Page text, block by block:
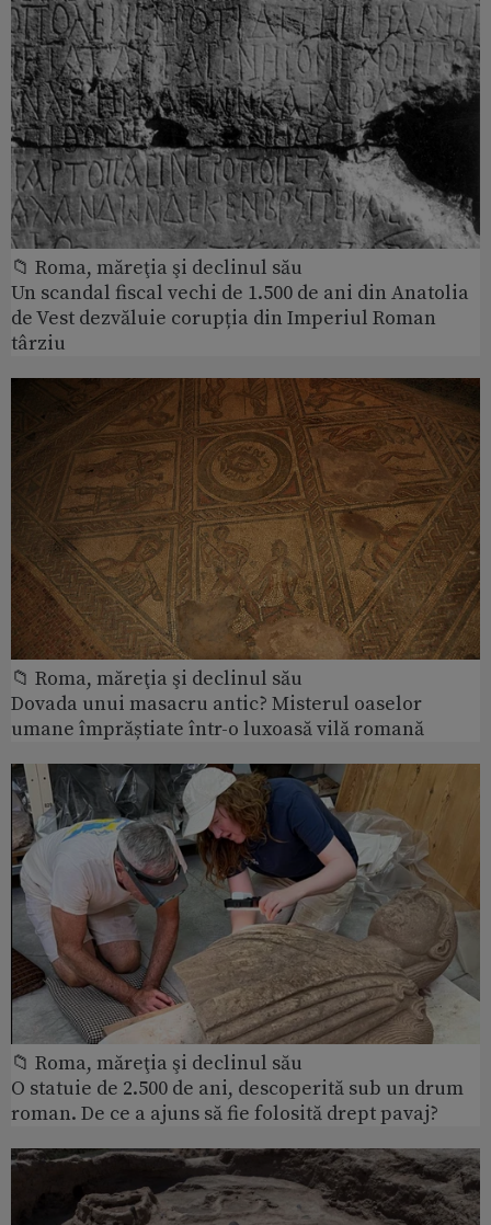
📁 Roma, măreţia şi declinul său
Un scandal fiscal vechi de 1.500 de ani din Anatolia
de Vest dezvăluie corupția din Imperiul Roman
târziu
📁 Roma, măreţia şi declinul său
Dovada unui masacru antic? Misterul oaselor
umane împrăștiate într-o luxoasă vilă romană
📁 Roma, măreţia şi declinul său
O statuie de 2.500 de ani, descoperită sub un drum
roman. De ce a ajuns să fie folosită drept pavaj?